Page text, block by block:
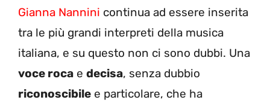
Gianna Nannini continua ad essere inserita
tra le più grandi interpreti della musica
italiana, e su questo non ci sono dubbi. Una
voce roca e decisa, senza dubbio
riconoscibile e particolare, che ha